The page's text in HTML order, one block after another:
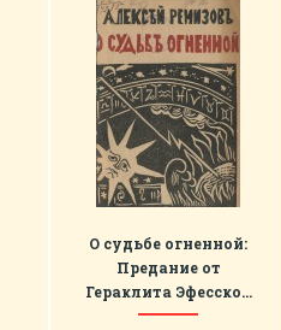
О судьбе огненной:
Предание от
Гераклита Эфесско…